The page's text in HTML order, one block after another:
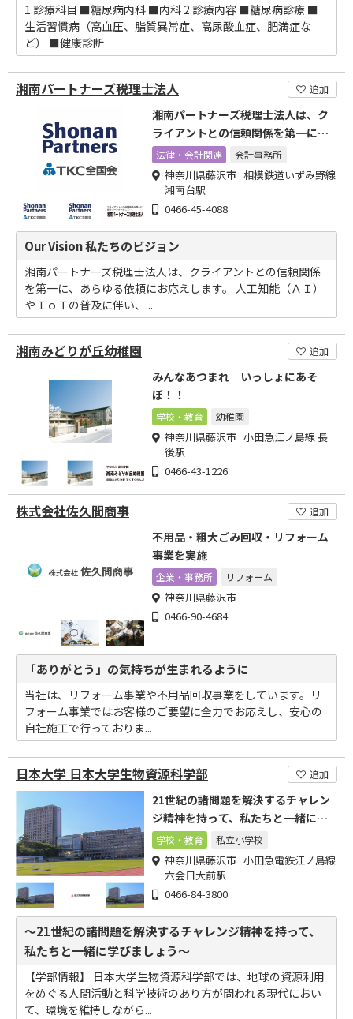
1.診療科目 ■糖尿病内科 ■内科 2.診療内容 ■糖尿病診療 ■
生活習慣病（高血圧、脂質異常症、高尿酸血症、肥満症な
ど） ■健康診断
湘南パートナーズ税理士法人 追加
湘南パートナーズ税理士法人は、ク
ライアントとの信頼関係を第一に、
あらゆる依頼にお応えします
法律・会計関連 会計事務所
神奈川県藤沢市 相模鉄道いずみ野線
湘南台駅
0466-45-4088
Our Vision 私たちのビジョン
湘南パートナーズ税理士法人は、クライアントとの信頼関係
を第一に、あらゆる依頼にお応えします。 人工知能（ＡＩ）
やＩｏＴの普及に伴い、...
湘南みどりが丘幼稚園 追加
みんなあつまれ いっしょにあそ
ぼ！！
学校・教育 幼稚園
神奈川県藤沢市 小田急江ノ島線 長
後駅
0466-43-1226
株式会社佐久間商事 追加
不用品・粗大ごみ回収・リフォーム
事業を実施
企業・事務所 リフォーム
神奈川県藤沢市
0466-90-4684
「ありがとう」の気持ちが生まれるように
当社は、リフォーム事業や不用品回収事業をしています。リ
フォーム事業ではお客様のご要望に全力でお応えし、安心の
自社施工で行っておりま...
日本大学 日本大学生物資源科学部 追加
21世紀の諸問題を解決するチャレン
ジ精神を持って、私たちと一緒に学
びましょう。
学校・教育 私立小学校
神奈川県藤沢市 小田急電鉄江ノ島線
六会日大前駅
0466-84-3800
～21世紀の諸問題を解決するチャレンジ精神を持って、
私たちと一緒に学びましょう～
【学部情報】 日本大学生物資源科学部では、地球の資源利用
をめぐる人間活動と科学技術のあり方が問われる現代におい
て、環境を維持しながら...